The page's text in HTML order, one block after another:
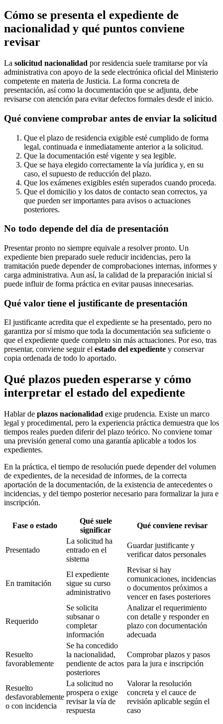
Cómo se presenta el expediente de
nacionalidad y qué puntos conviene
revisar
La solicitud nacionalidad por residencia suele tramitarse por vía
administrativa con apoyo de la sede electrónica oficial del Ministerio
competente en materia de Justicia. La forma concreta de
presentación, así como la documentación que se adjunta, debe
revisarse con atención para evitar defectos formales desde el inicio.
Qué conviene comprobar antes de enviar la solicitud
Que el plazo de residencia exigible esté cumplido de forma
legal, continuada e inmediatamente anterior a la solicitud.
Que la documentación esté vigente y sea legible.
Que se haya elegido correctamente la vía jurídica y, en su
caso, el supuesto de reducción del plazo.
Que los exámenes exigibles estén superados cuando proceda.
Que el domicilio y los datos de contacto sean correctos, ya
que pueden ser importantes para avisos o actuaciones
posteriores.
No todo depende del día de presentación
Presentar pronto no siempre equivale a resolver pronto. Un
expediente bien preparado suele reducir incidencias, pero la
tramitación puede depender de comprobaciones internas, informes y
carga administrativa. Aun así, la calidad de la preparación inicial sí
puede influir de forma práctica en evitar pausas innecesarias.
Qué valor tiene el justificante de presentación
El justificante acredita que el expediente se ha presentado, pero no
garantiza por sí mismo que toda la documentación sea suficiente o
que el expediente quede completo sin más actuaciones. Por eso, tras
presentar, conviene seguir el estado del expediente y conservar
copia ordenada de todo lo aportado.
Qué plazos pueden esperarse y cómo
interpretar el estado del expediente
Hablar de plazos nacionalidad exige prudencia. Existe un marco
legal y procedimental, pero la experiencia práctica demuestra que los
tiempos reales pueden diferir del plazo teórico. No conviene tomar
una previsión general como una garantía aplicable a todos los
expedientes.
En la práctica, el tiempo de resolución puede depender del volumen
de expedientes, de la necesidad de informes, de la correcta
aportación de la documentación, de la existencia de antecedentes o
incidencias, y del tiempo posterior necesario para formalizar la jura e
inscripción.
Fase o estado
Qué suele
significar
Qué conviene revisar
Presentado
La solicitud ha
entrado en el
sistema
Guardar justificante y
verificar datos personales
En tramitación
El expediente
sigue su curso
administrativo
Revisar si hay
comunicaciones, incidencias
o documentos próximos a
vencer en fases posteriores
Requerido
Se solicita
subsanar o
completar
información
Analizar el requerimiento
con detalle y responder en
plazo con documentación
adecuada
Resuelto
favorablemente
Se ha concedido
la nacionalidad,
pendiente de actos
posteriores
Comprobar plazos y pasos
para la jura e inscripción
Resuelto
desfavorablemente
o con incidencia
La solicitud no
prospera o exige
revisar la vía de
respuesta
Valorar la resolución
concreta y el cauce de
revisión aplicable según el
caso